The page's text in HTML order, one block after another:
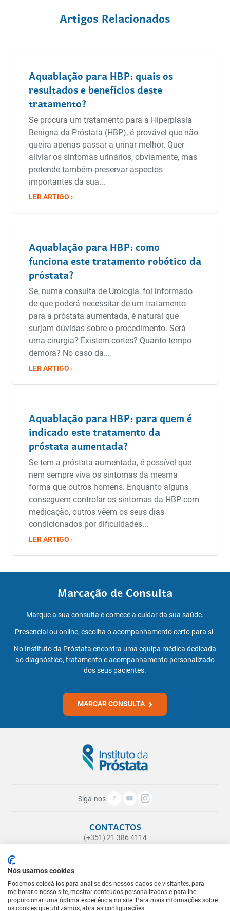
Artigos Relacionados
Aquablação para HBP: quais os
resultados e benefícios deste
tratamento?
Se procura um tratamento para a Hiperplasia
Benigna da Próstata (HBP), é provável que não
queira apenas passar a urinar melhor. Quer
aliviar os sintomas urinários, obviamente, mas
pretende também preservar aspectos
importantes da sua...
LER ARTIGO ›
Aquablação para HBP: como
funciona este tratamento robótico da
próstata?
Se, numa consulta de Urologia, foi informado
de que poderá necessitar de um tratamento
para a próstata aumentada, é natural que
surjam dúvidas sobre o procedimento. Será
uma cirurgia? Existem cortes? Quanto tempo
demora? No caso da...
LER ARTIGO ›
Aquablação para HBP: para quem é
indicado este tratamento da
próstata aumentada?
Se tem a próstata aumentada, é possível que
nem sempre viva os sintomas da mesma
forma que outros homens. Enquanto alguns
conseguem controlar os sintomas da HBP com
medicação, outros vêem os seus dias
condicionados por dificuldades...
LER ARTIGO ›
Marcação de Consulta
Marque a sua consulta e comece a cuidar da sua saúde.
Presencial ou online, escolha o acompanhamento certo para si.
No Instituto da Próstata encontra uma equipa médica dedicada
ao diagnóstico, tratamento e acompanhamento personalizado
dos seus pacientes.
MARCAR CONSULTA
Siga-nos
CONTACTOS
(+351) 21 386 4114
ONDE ESTAMOS
Rua Castilho, nº 71, 1º Esq.
1250-068 Lisboa
Nós usamos cookies
Podemos colocá-los para análise dos nossos dados de visitantes, para
melhorar o nosso site, mostrar conteúdos personalizados e para lhe
proporcionar uma óptima experiência no site. Para mais informações sobre
os cookies que utilizamos, abra as configurações.